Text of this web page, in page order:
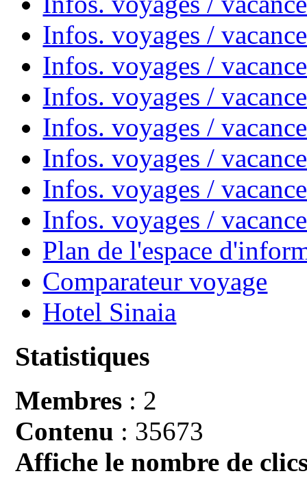
Infos. voyages /
Infos. voyages /
Infos. voyages /
Infos. voyages /
Infos. voyages /
Infos. voyages /
Infos. voyages /
Plan de l'espace
Comparateur voyage
Hotel Sinaia
Statistiques
Membres : 2
Contenu : 35673
Affiche le nombre de